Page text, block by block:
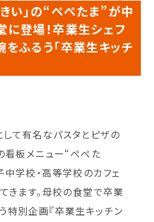
い」の“ぺぺたま”が中
登場！卒業生シェフ
ふるう「卒業生キッチ
て有名なパスタとピザの
看板メニュー“ぺぺた
中学校・高等学校のカフェ
きます。母校の食堂で卒業
特別企画『卒業生キッチン